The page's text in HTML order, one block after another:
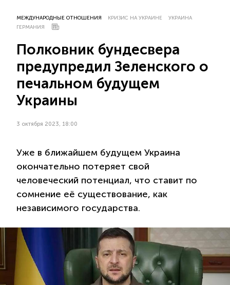
МЕЖДУНАРОДНЫЕ ОТНОШЕНИЯ КРИЗИС НА УКРАИНЕ
УКРАИНА
ГЕРМАНИЯ
Полковник бундесвера
предупредил Зеленского о
печальном будущем
Украины
3 октября 2023, 18:00
Уже в ближайшем будущем Украина
окончательно потеряет свой
человеческий потенциал, что ставит по
сомнение её существование, как
независимого государства.